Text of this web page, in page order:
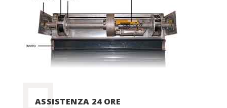
ASSISTENZA 24 ORE